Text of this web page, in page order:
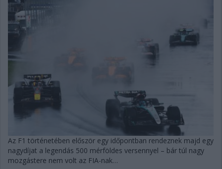
Az F1 történetében először egy időpontban rendeznek majd egy
nagydíjat a legendás 500 mérföldes versennyel – bár túl nagy
mozgástere nem volt az FIA-nak…